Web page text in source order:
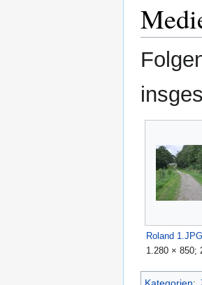
Roland 1.JPG
1.280 × 850;